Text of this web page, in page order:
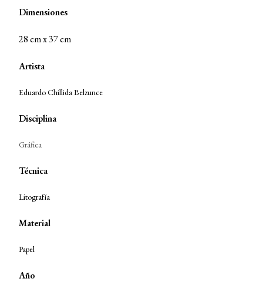
Dimensiones
28 cm x 37 cm
Artista
Eduardo Chillida Belzunce
Disciplina
Gráfica
Técnica
Litografía
Material
Papel
Año